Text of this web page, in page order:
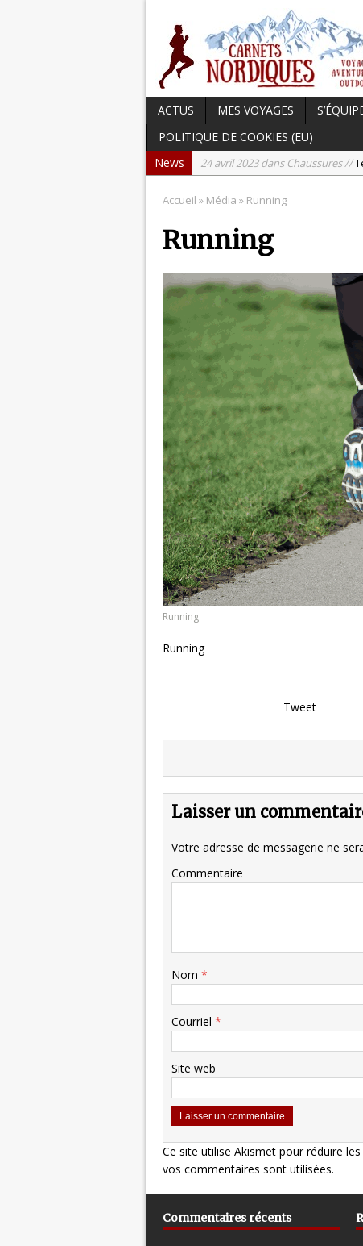
ACTUS MES VOYAGES
POLITIQUE DE COOKIES (EU)
News
24 avril 2023 dans Chaussures //
15 avril 2023 dans Hightech //
3 avril 2023 dans Chaussures //
21 septembre 2023 dans Actu //
Accueil » Média » Running
Running
Running
Running
Tweet
Laisser un
Votre adresse de messagerie ne
Commentaire
Nom *
Courriel *
Site web
Ce site utilise Akismet pour réduire les
vos commentaires sont utilisées.
Commentaires récents